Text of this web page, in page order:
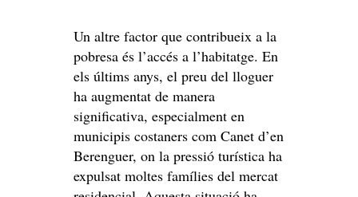
Un altre factor que contribueix a la
pobresa és l’accés a l’habitatge. En
els últims anys, el preu del lloguer
ha augmentat de manera
significativa, especialment en
municipis costaners com Canet d’en
Berenguer, on la pressió turística ha
expulsat moltes famílies del mercat